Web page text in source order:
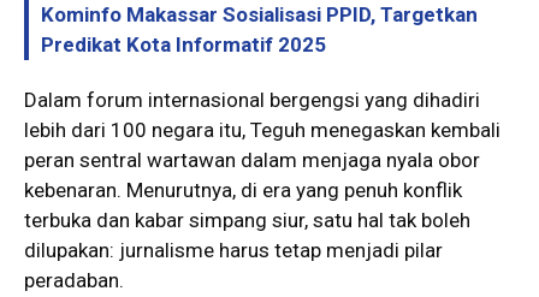
Kominfo Makassar Sosialisasi PPID, Targetkan
Predikat Kota Informatif 2025
Dalam forum internasional bergengsi yang dihadiri
lebih dari 100 negara itu, Teguh menegaskan kembali
peran sentral wartawan dalam menjaga nyala obor
kebenaran. Menurutnya, di era yang penuh konflik
terbuka dan kabar simpang siur, satu hal tak boleh
dilupakan: jurnalisme harus tetap menjadi pilar
peradaban.